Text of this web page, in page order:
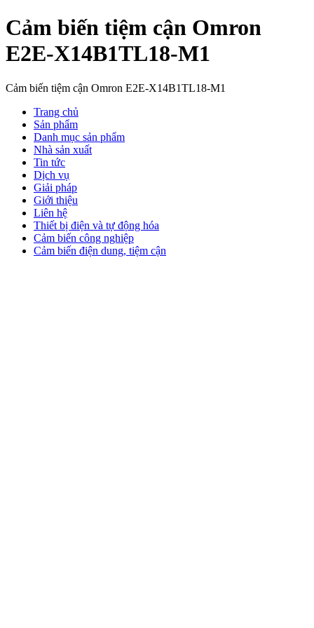
Cảm biến tiệm cận Omron
E2E-X14B1TL18-M1
Cảm biến tiệm cận Omron E2E-X14B1TL18-M1
Trang chủ
Sản phẩm
Danh mục sản phẩm
Nhà sản xuất
Tin tức
Dịch vụ
Giải pháp
Giới thiệu
Liên hệ
Thiết bị điện và tự động hóa
Cảm biến công nghiệp
Cảm biến điện dung, tiệm cận